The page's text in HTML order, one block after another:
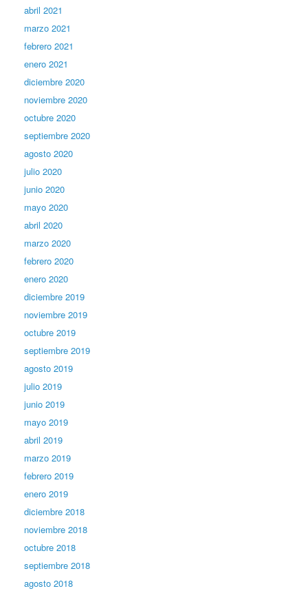
abril 2021
marzo 2021
febrero 2021
enero 2021
diciembre 2020
noviembre 2020
octubre 2020
septiembre 2020
agosto 2020
julio 2020
junio 2020
mayo 2020
abril 2020
marzo 2020
febrero 2020
enero 2020
diciembre 2019
noviembre 2019
octubre 2019
septiembre 2019
agosto 2019
julio 2019
junio 2019
mayo 2019
abril 2019
marzo 2019
febrero 2019
enero 2019
diciembre 2018
noviembre 2018
octubre 2018
septiembre 2018
agosto 2018